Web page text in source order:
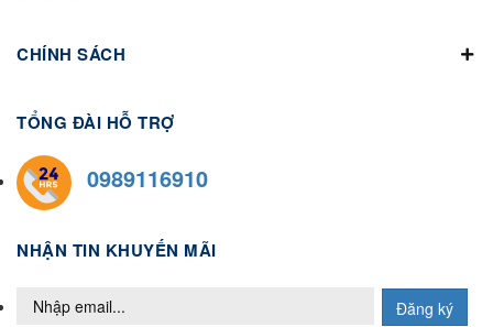
CHÍNH SÁCH
TỔNG ĐÀI HỖ TRỢ
0989116910
NHẬN TIN KHUYẾN MÃI
Đăng ký